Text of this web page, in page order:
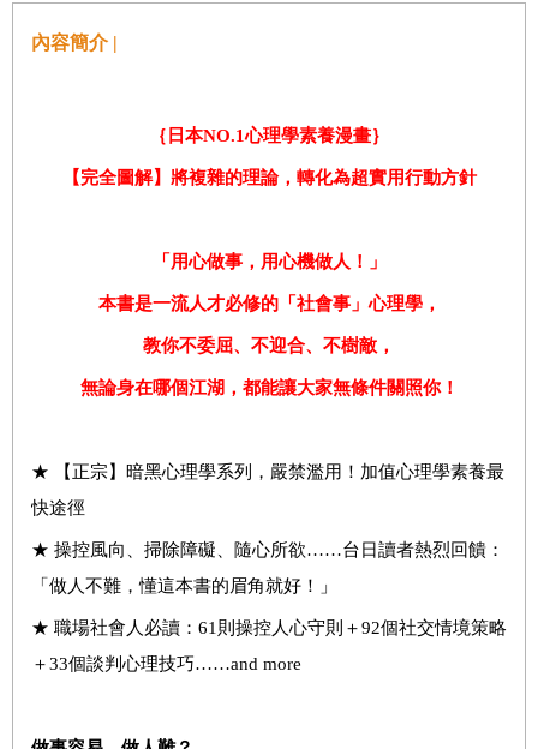
內容簡介 |
｛日本NO.1心理學素養漫畫｝
【完全圖解】將複雜的理論，轉化為超實用行動方針
「用心做事，用心機做人！」
本書是一流人才必修的「社會事」心理學，
教你不委屈、不迎合、不樹敵，
無論身在哪個江湖，都能讓大家無條件關照你！
★ 【正宗】暗黑心理學系列，嚴禁濫用！加值心理學素養最
快途徑
★ 操控風向、掃除障礙、隨心所欲……台日讀者熱烈回饋：
「做人不難，懂這本書的眉角就好！」
★ 職場社會人必讀：61則操控人心守則＋92個社交情境策略
＋33個談判心理技巧……and more